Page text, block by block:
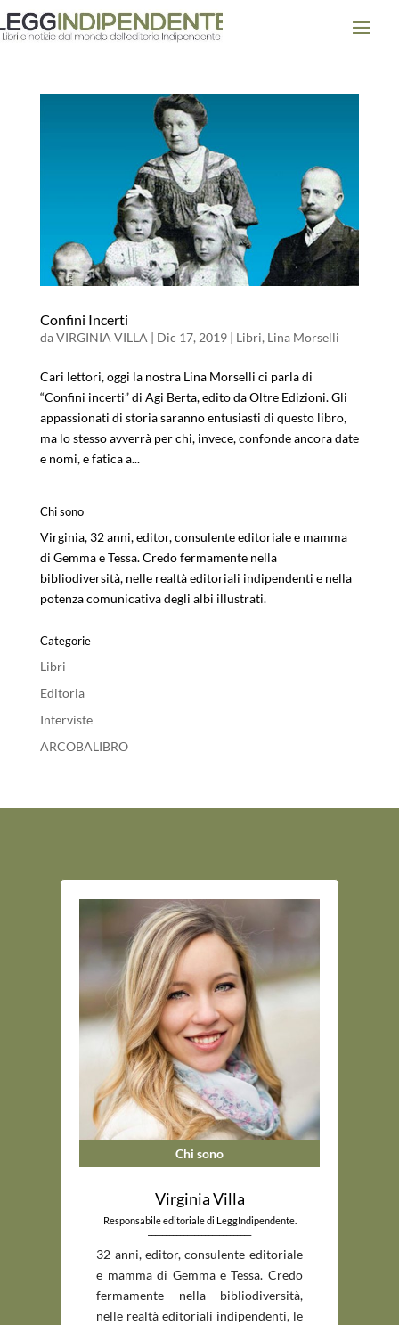
Confini Incerti
daVIRGINIA VILLA| Dic 17, 2019| Libri, Lina Morselli
Cari lettori, oggi la nostra Lina Morselli ci parla di
“Confini incerti” di Agi Berta, edito da Oltre Edizioni. Gli
appassionati di storia saranno entusiasti di questo libro,
ma lo stesso avverrà per chi, invece, confonde ancora date
e nomi, e fatica a...
Chi sono
Virginia, 32 anni, editor, consulente editoriale e mamma
di Gemma e Tessa. Credo fermamente nella
bibliodiversità, nelle realtà editoriali indipendenti e nella
potenza comunicativa degli albi illustrati.
Categorie
Libri
Editoria
Interviste
ARCOBALIBRO
Chi sono
Virginia Villa
Responsabile editoriale di LeggIndipendente.
32 anni, editor, consulente editoriale
e mamma di Gemma e Tessa. Credo
fermamente nella bibliodiversità,
nelle realtà editoriali indipendenti, le